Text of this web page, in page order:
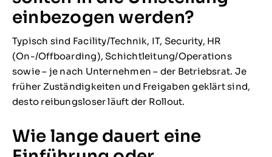
einbezogen werden?
Typisch sind Facility/Technik, IT, Security, HR
(On-/Offboarding), Schichtleitung/Operations
sowie – je nach Unternehmen – der Betriebsrat. Je
früher Zuständigkeiten und Freigaben geklärt sind,
desto reibungsloser läuft der Rollout.
Wie lange dauert eine